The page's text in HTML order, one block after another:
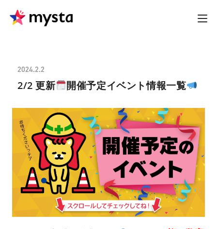
2024.2.2
2/2 更新 開催予定イベント情報一覧